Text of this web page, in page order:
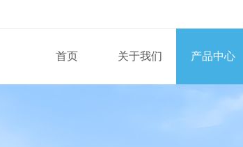
首页 关于我们 产品中心